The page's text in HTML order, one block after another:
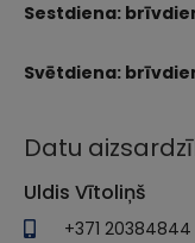
Sestdiena:
Svētdiena:
Datu
Uldis Vītoliņš
+371 20384844